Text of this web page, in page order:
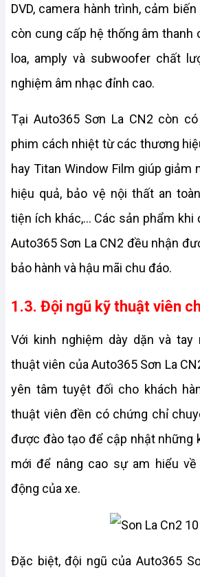
DVD, camera hành trình, cảm
còn cung cấp hệ thống âm thanh
loa, amply và subwoofer chất
nghiệm âm nhạc đỉnh cao.
Tại Auto365 Sơn La CN2 còn
phim cách nhiệt từ các thương
hay Titan Window Film giúp giảm
hiệu quả, bảo vệ nội thất an
tiện ích khác,... Các sản phẩm
Auto365 Sơn La CN2 đều nhận
bảo hành và hậu mãi chu đáo.
1.3. Đội ngũ kỹ thuật viên
Với kinh nghiệm dày dặn và tay
thuật viên của Auto365 Sơn La
yên tâm tuyệt đối cho khách
thuật viên đền có chứng chỉ
được đào tạo để cập nhật những
mới để nâng cao sự am hiểu
động của xe.
Đặc biệt, đội ngũ của Auto365